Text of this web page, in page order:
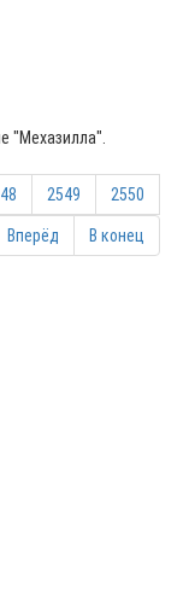
"Мехазилла".
2549 2550
Вперёд В конец